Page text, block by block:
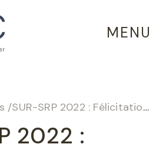
MENU
/SUR-SRP 2022 : Félicitations aux étudiants !
2022 :